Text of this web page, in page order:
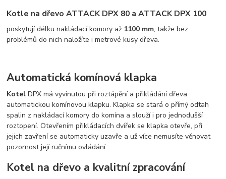
Kotle na dřevo ATTACK DPX 80 a ATTACK DPX 100
poskytují délku nakládací komory až 1100 mm, takže bez
problémů do nich naložíte i metrové kusy dřeva.
Automatická komínová klapka
Kotel DPX má vyvinutou při roztápění a přikládání dřeva
automatickou komínovou klapku. Klapka se stará o přímý odtah
spalin z nakládací komory do komína a slouží i pro jednodušší
roztopení. Otevřením přikládacích dvířek se klapka otevře, při
jejich zavření se automaticky uzavře a už více nemusíte věnovat
pozornost její ručnímu ovládání.
Kotel na dřevo a kvalitní zpracování